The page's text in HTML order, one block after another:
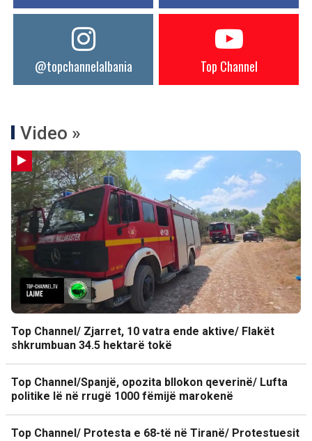
@topchannelalbania Top Channel
Video »
Top Channel/ Zjarret, 10 vatra ende aktive/ Flakët
shkrumbuan 34.5 hektarë tokë
Top Channel/Spanjë, opozita bllokon qeverinë/ Lufta
politike lë në rrugë 1000 fëmijë marokenë
Top Channel/ Protesta e 68-të në Tiranë/ Protestuesit